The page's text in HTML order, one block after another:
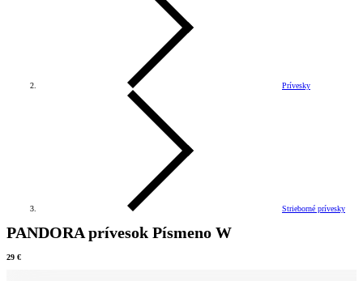
Prívesky
Strieborné prívesky
PANDORA prívesok Písmeno W
29 €